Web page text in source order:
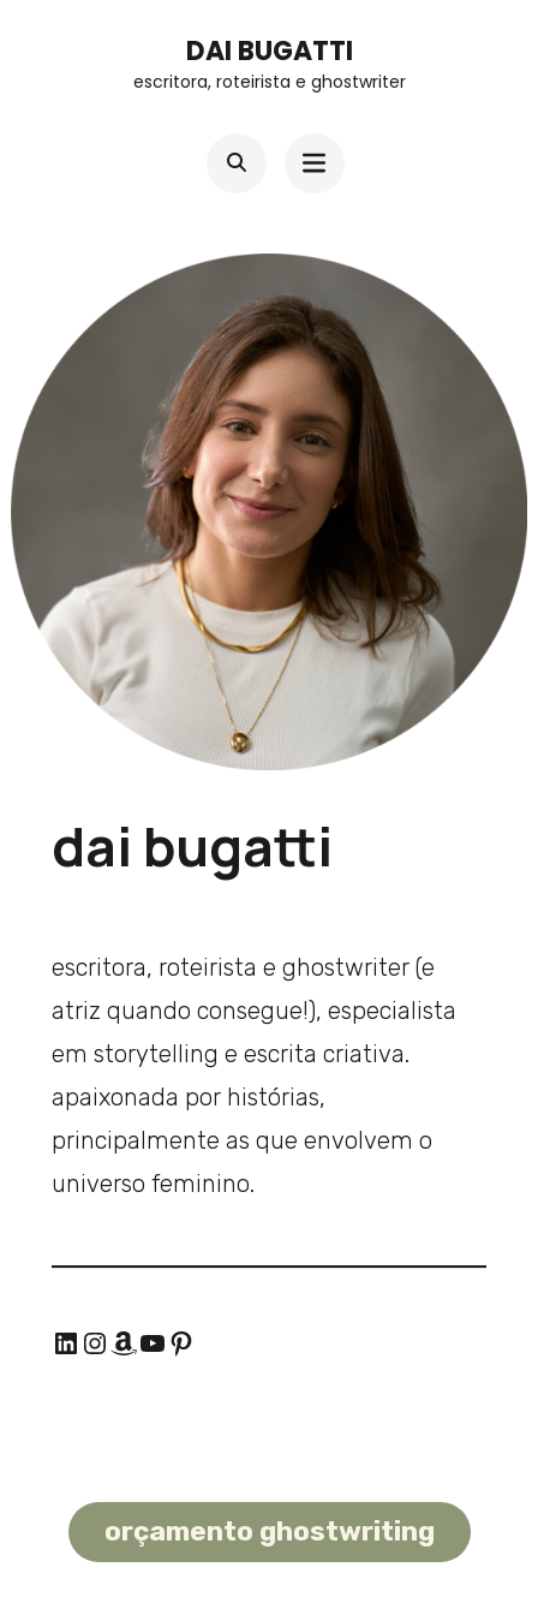
to
(Press
DAI BUGATTI
escritora, roteirista e ghostwriter
dai bugatti
escritora, roteirista e ghostwriter (e
atriz quando consegue!), especialista
em storytelling e escrita criativa.
apaixonada por histórias,
principalmente as que envolvem o
universo feminino.
LinkedIn InstagramAmazon Youtube Pinterest
orçamento ghostwriting